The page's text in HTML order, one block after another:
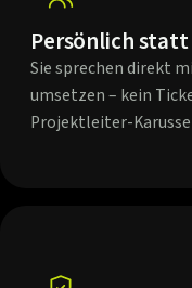
Persönlich
Sie sprechen direkt
umsetzen – kein
Projektleiter-